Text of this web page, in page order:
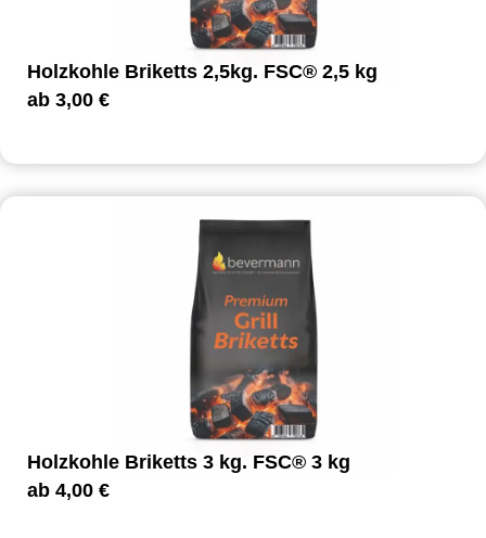
Holzkohle Briketts 2,5kg. FSC® 2,5 kg
ab 3,00 €
Holzkohle Briketts 3 kg. FSC® 3 kg
ab 4,00 €